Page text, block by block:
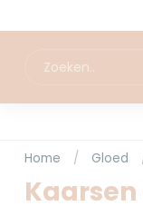
Home / Gloed